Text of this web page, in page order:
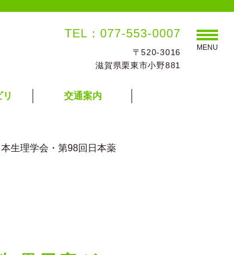
TEL：077-553-0007
〒520-3016
滋賀県栗東市小野881
MENU
交通案内
生理学会・第98回日本薬